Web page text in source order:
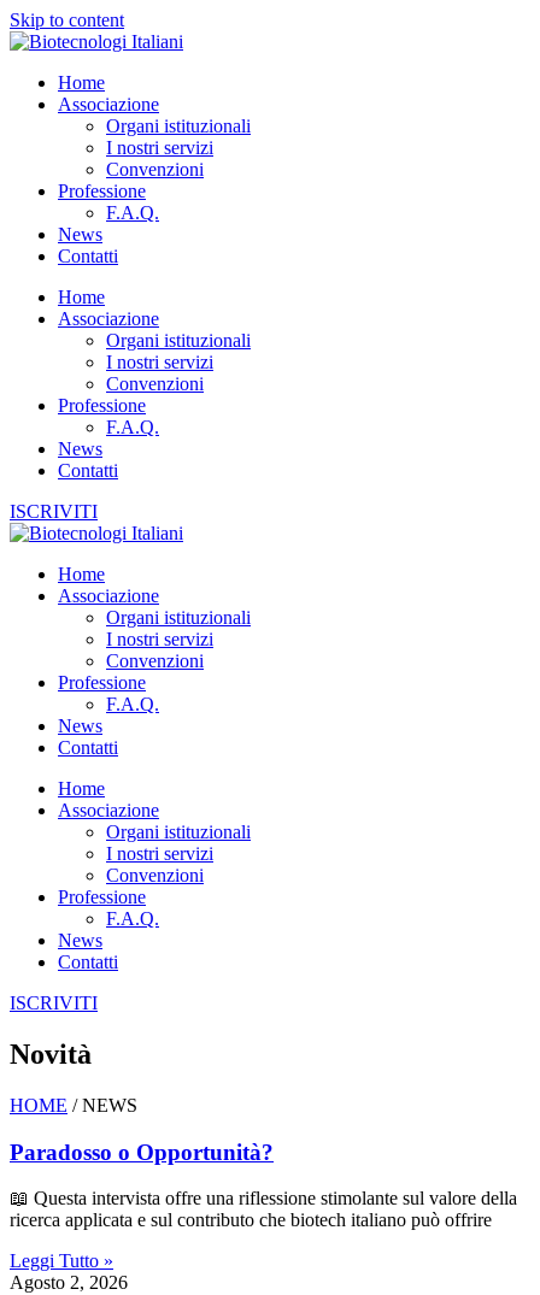
Skip to content
Home
Associazione
Organi istituzionali
I nostri servizi
Convenzioni
Professione
F.A.Q.
News
Contatti
Home
Associazione
Organi istituzionali
I nostri servizi
Convenzioni
Professione
F.A.Q.
News
Contatti
ISCRIVITI
Home
Associazione
Organi istituzionali
I nostri servizi
Convenzioni
Professione
F.A.Q.
News
Contatti
Home
Associazione
Organi istituzionali
I nostri servizi
Convenzioni
Professione
F.A.Q.
News
Contatti
ISCRIVITI
Novità
HOME / NEWS
Paradosso o Opportunità?
📖 Questa intervista offre una riflessione stimolante sul valore della
ricerca applicata e sul contributo che biotech italiano può offrire
Leggi Tutto »
Agosto 2, 2026